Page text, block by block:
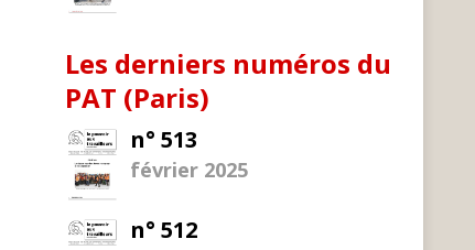
Les derniers numéros du
PAT (Paris)
n° 513
février 2025
n° 512